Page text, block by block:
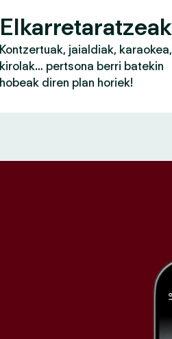
Elkarretaratzeak
Kontzertuak, jaialdiak, karaokea,
kirolak… pertsona berri batekin
hobeak diren plan horiek!